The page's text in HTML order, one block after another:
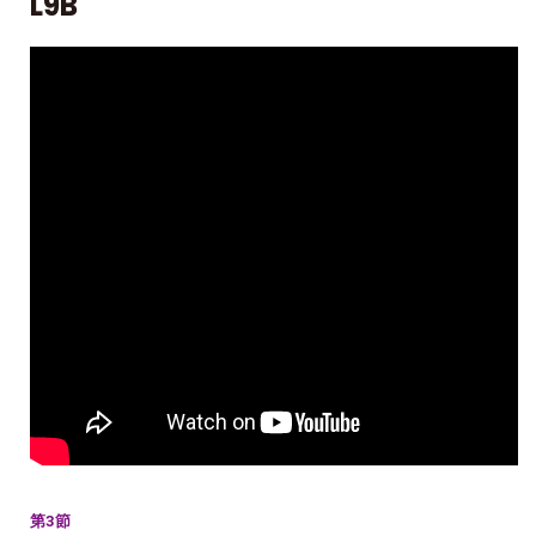
第3節